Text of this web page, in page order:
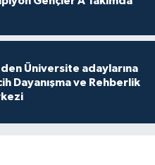
Üniversite adaylarına
Dayanışma ve Rehberlik